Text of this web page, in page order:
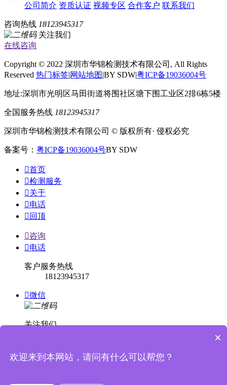
公司简介 资质认证 视频专区 合作客户 联系我们
咨询热线 18123945317
关注我们
在线咨询
Copyright © 2022 深圳市华锦检测技术有限公司, All Rights
Reserved 热门标签|网站地图|BY SDW|粤ICP备19036004号
地址:深圳市光明区马田街道将围社区塘下围工业区2排6栋5楼
全国服务热线 18123945317
深圳市华锦检测技术有限公司 © 版权所有· 侵权必究
备案号： 粤ICP备19036004号BY SDW
首页
检测服务
关于
电话
 回顶
咨询
电话
客户服务热线
18123945317
微信
关注我们

×
欢迎来到本网站，请问有什么可以帮您？